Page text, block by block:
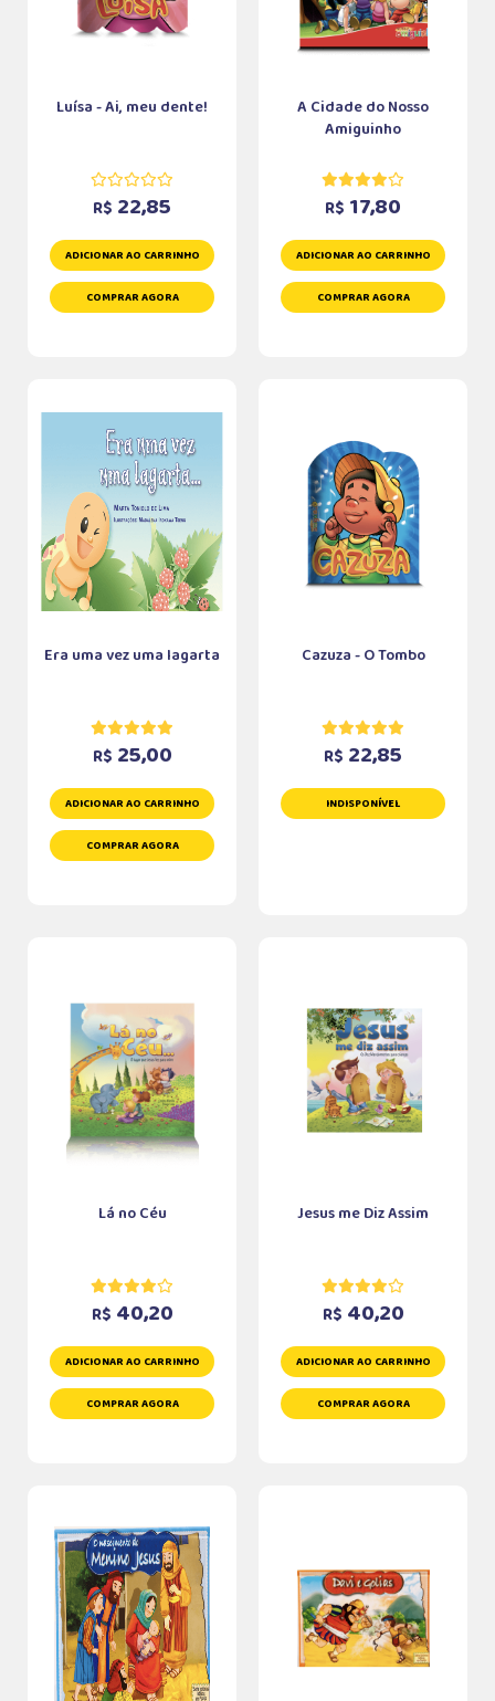
Luísa - Ai, meu dente!
R$ 22,85
ADICIONAR AO CARRINHO
COMPRAR AGORA
A Cidade do Nosso
Amiguinho
R$ 17,80
ADICIONAR AO CARRINHO
COMPRAR AGORA
Era uma vez uma lagarta
R$ 25,00
ADICIONAR AO CARRINHO
COMPRAR AGORA
Cazuza - O Tombo
R$ 22,85
INDISPONÍVEL
Lá no Céu
R$ 40,20
ADICIONAR AO CARRINHO
COMPRAR AGORA
Jesus me Diz Assim
R$ 40,20
ADICIONAR AO CARRINHO
COMPRAR AGORA